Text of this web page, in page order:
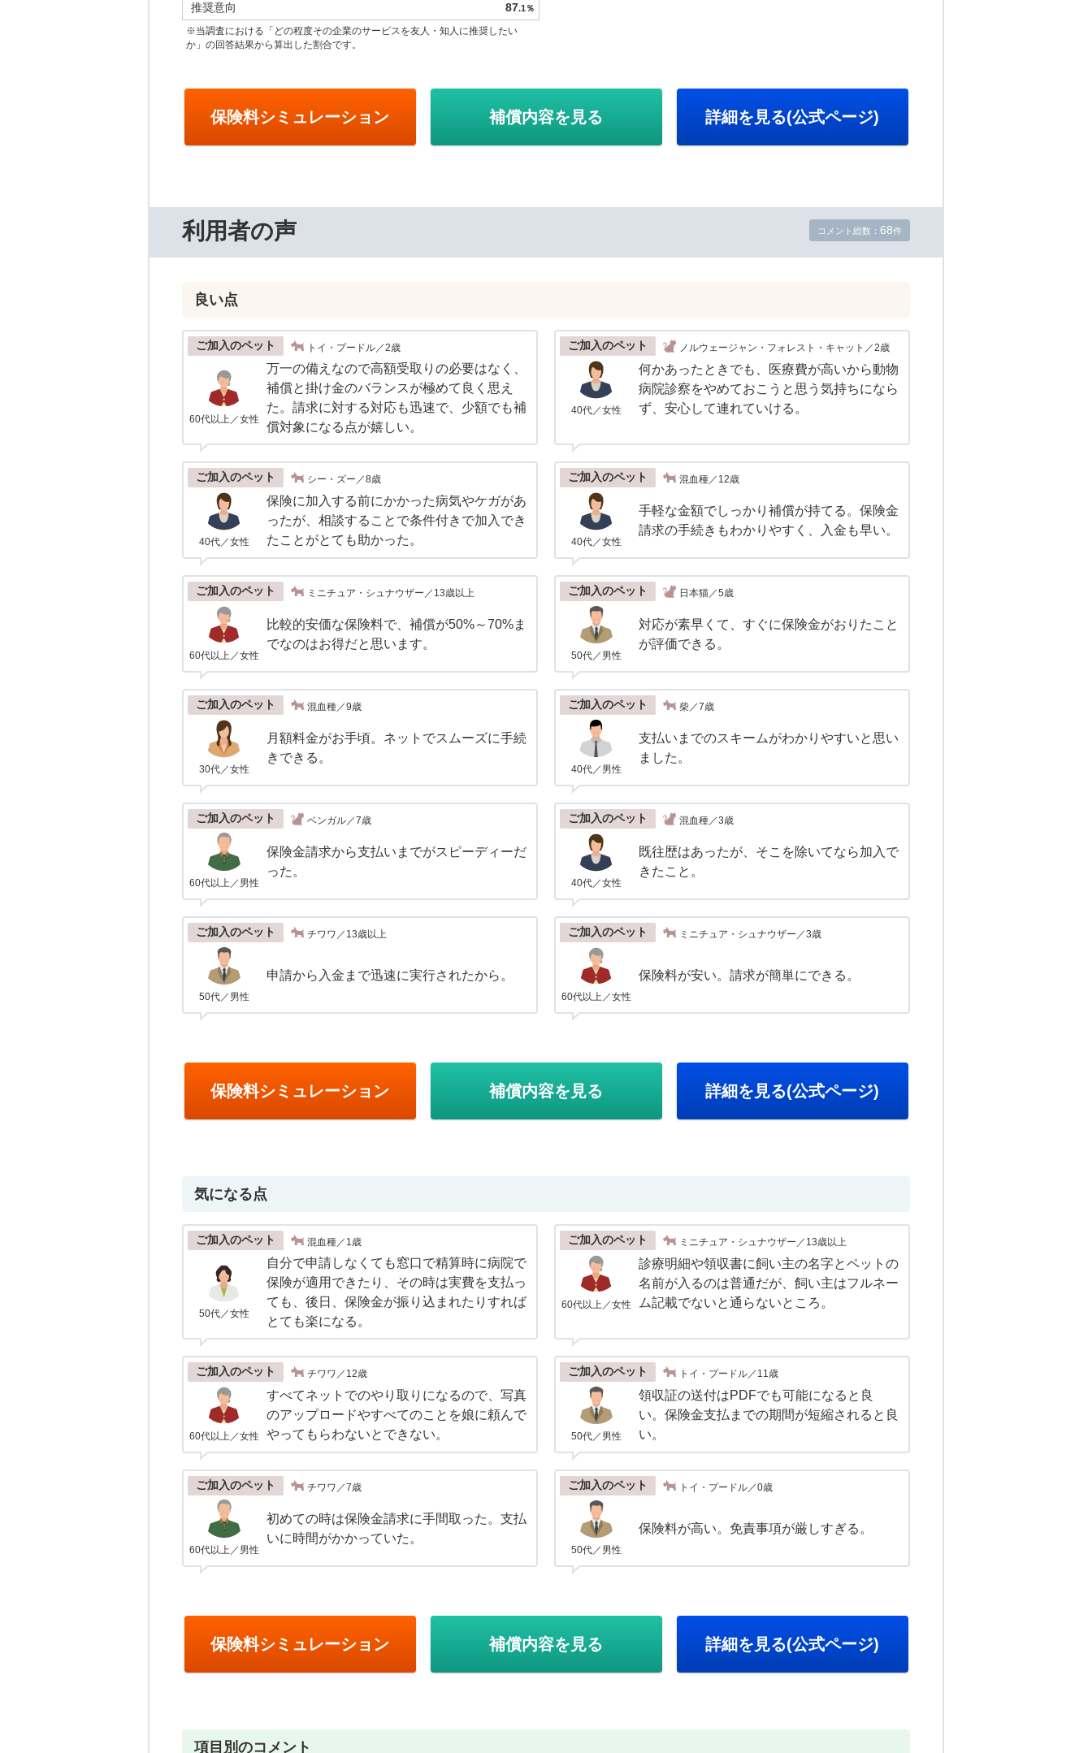
推奨意向
87.1％
※当調査における「どの程度その企業のサービスを友人・知人に推奨したい
か」の回答結果から算出した割合です。
保険料シミュレーション 補償内容を見る 詳細を見る(公式ページ)
利用者の声 コメント総数： 68件
良い点
ご加入のペット トイ・プードル／2歳
60代以上／女性
万一の備えなので高額受取りの必要はなく、
補償と掛け金のバランスが極めて良く思え
た。請求に対する対応も迅速で、少額でも補
償対象になる点が嬉しい。
ご加入のペット ノルウェージャン・フォレスト・キャット／2歳
40代／女性
何かあったときでも、医療費が高いから動物
病院診察をやめておこうと思う気持ちになら
ず、安心して連れていける。
ご加入のペット シー・ズー／8歳
40代／女性
保険に加入する前にかかった病気やケガがあ
ったが、相談することで条件付きで加入でき
たことがとても助かった。
ご加入のペット 混血種／12歳
40代／女性
手軽な金額でしっかり補償が持てる。保険金
請求の手続きもわかりやすく、入金も早い。
ご加入のペット ミニチュア・シュナウザー／13歳以上
60代以上／女性
比較的安価な保険料で、補償が50%～70%ま
でなのはお得だと思います。
ご加入のペット 日本猫／5歳
50代／男性
対応が素早くて、すぐに保険金がおりたこと
が評価できる。
ご加入のペット 混血種／9歳
30代／女性
月額料金がお手頃。ネットでスムーズに手続
きできる。
ご加入のペット 柴／7歳
40代／男性
支払いまでのスキームがわかりやすいと思い
ました。
ご加入のペット ベンガル／7歳
60代以上／男性
保険金請求から支払いまでがスピーディーだ
った。
ご加入のペット 混血種／3歳
40代／女性
既往歴はあったが、そこを除いてなら加入で
きたこと。
ご加入のペット チワワ／13歳以上
50代／男性
申請から入金まで迅速に実行されたから。
ご加入のペット ミニチュア・シュナウザー／3歳
60代以上／女性
保険料が安い。請求が簡単にできる。
保険料シミュレーション 補償内容を見る 詳細を見る(公式ページ)
気になる点
ご加入のペット 混血種／1歳
50代／女性
自分で申請しなくても窓口で精算時に病院で
保険が適用できたり、その時は実費を支払っ
ても、後日、保険金が振り込まれたりすれば
とても楽になる。
ご加入のペット ミニチュア・シュナウザー／13歳以上
60代以上／女性
診療明細や領収書に飼い主の名字とペットの
名前が入るのは普通だが、飼い主はフルネー
ム記載でないと通らないところ。
ご加入のペット チワワ／12歳
60代以上／女性
すべてネットでのやり取りになるので、写真
のアップロードやすべてのことを娘に頼んで
やってもらわないとできない。
ご加入のペット トイ・プードル／11歳
50代／男性
領収証の送付はPDFでも可能になると良
い。保険金支払までの期間が短縮されると良
い。
ご加入のペット チワワ／7歳
60代以上／男性
初めての時は保険金請求に手間取った。支払
いに時間がかかっていた。
ご加入のペット トイ・プードル／0歳
50代／男性
保険料が高い。免責事項が厳しすぎる。
保険料シミュレーション 補償内容を見る 詳細を見る(公式ページ)
項目別のコメント